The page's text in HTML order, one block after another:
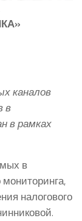
каналов
в
в рамках
в
налогового